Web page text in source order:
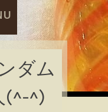
ダム
(^-^)